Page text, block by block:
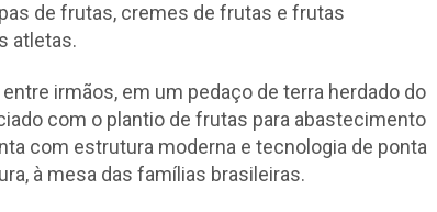
de frutas, cremes de frutas e frutas
atletas.
irmãos, em um pedaço de terra herdado do
com o plantio de frutas para abastecimento
com estrutura moderna e tecnologia de ponta
à mesa das famílias brasileiras.